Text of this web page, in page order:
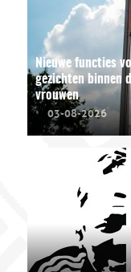
Nieuwe functies
gezichten binnen
vrouwen
03-08-2026